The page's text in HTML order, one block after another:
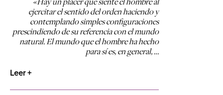
ejercitar el sentido del orden haciendo y
contemplando simples configuraciones
prescindiendo de su referencia con el mundo
natural. El mundo que el hombre ha hecho
para sí es, en general, …
Leer +